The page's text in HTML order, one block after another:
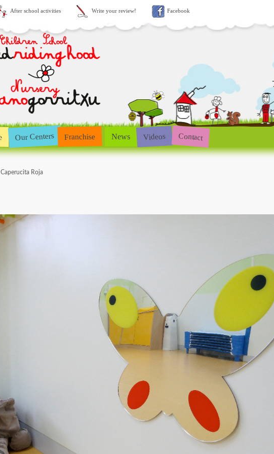
After school activities Write your review! Facebook
Our Centers Franchise News Videos Contact
Caperucita Roja